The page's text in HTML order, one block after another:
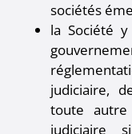
sociétés
la Société
judiciaire,
toute autre
judiciaire